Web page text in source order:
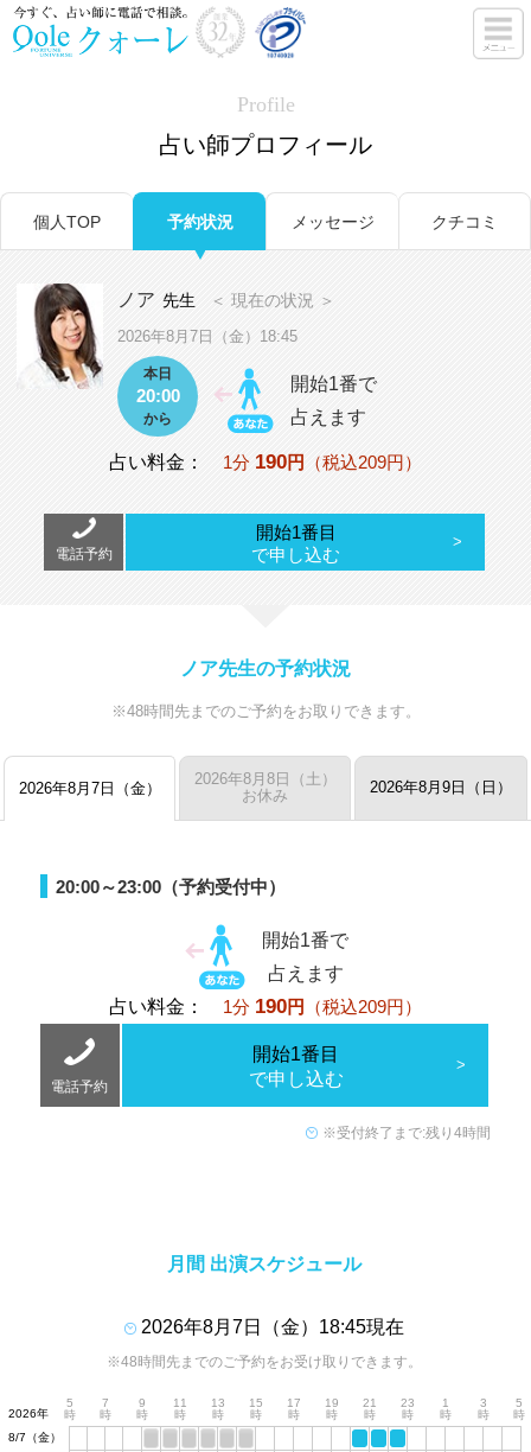
Profile
占い師プロフィール
個人TOP 予約状況 メッセージ クチコミ
ノア 先生 ＜ 現在の状況 ＞
2026年8月7日（金）18:45
本日
20:00
から
開始1番で
占えます
占い料金： 1分 190円 （税込209円）
電話予約
開始1番目
で申し込む
ノア先生の予約状況
※48時間先までのご予約をお取りできます。
2026年8月7日（金）
2026年8月8日（土）
お休み
2026年8月9日（日）
20:00～23:00（予約受付中）
開始1番で
占えます
占い料金： 1分 190円 （税込209円）
電話予約
開始1番目
で申し込む
※受付終了まで:残り4時間
月間 出演スケジュール
2026年8月7日（金）18:45現在
※48時間先までのご予約をお受け取りできます。
2026年
5
時
7
時
9
時
11
時
13
時
15
時
17
時
19
時
21
時
23
時
1
時
3
時
5
時
8/7（金）